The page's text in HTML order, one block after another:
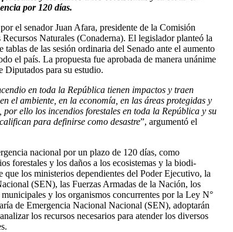
por 120 días.
el senador Juan Afara, pre­sidente de la Comisión
Naturales (Cona­derna). El legislador planteó la
tablas de las sesión ordinaria del Senado ante el aumento
el país. La propuesta fue aprobada de manera unánime
Diputados para su estudio.
en toda la Repú­blica tienen impactos y traen
el ambiente, en la econo­mía, en las áreas protegidas y
ello los incendios forestales en toda la Repú­blica y su
para definirse como desastre”, argumentó el
nacional por un plazo de 120 días, como
forestales y los daños a los ecosistemas y la biodi­
que los ministerios depen­dientes del Poder Ejecutivo, la
(SEN), las Fuerzas Armadas de la Nación, los
municipales y los orga­nismos concurrentes por la Ley N°
de Emergencia Nacional Nacional (SEN), adoptarán
los recur­sos necesarios para atender los diversos